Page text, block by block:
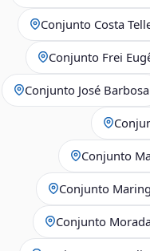
Conjunto Costa
Conjunto Frei
Conjunto José Barbosa
Conjunto
Conjunto
Conjunto